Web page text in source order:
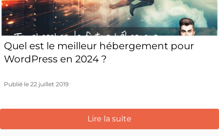
Quel est le meilleur hébergement pour
WordPress en 2024 ?
Publié le 22 juillet 2019
Lire la suite